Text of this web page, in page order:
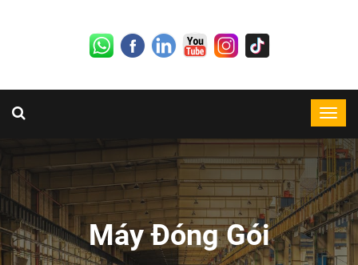
Máy Đóng Gói